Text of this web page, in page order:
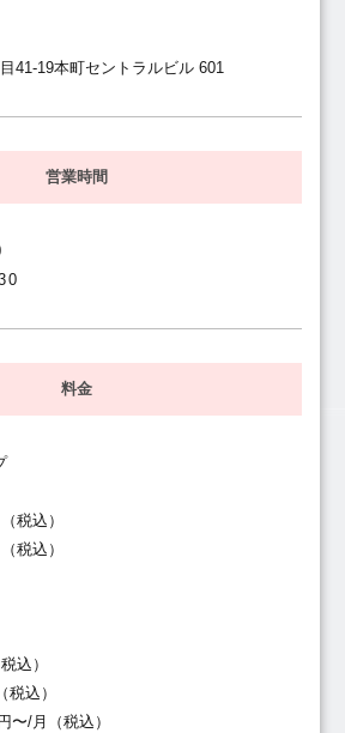
41-19本町セントラルビル 601
営業時間
料金
税込）
税込）
込）
込）
〜/月（税込）